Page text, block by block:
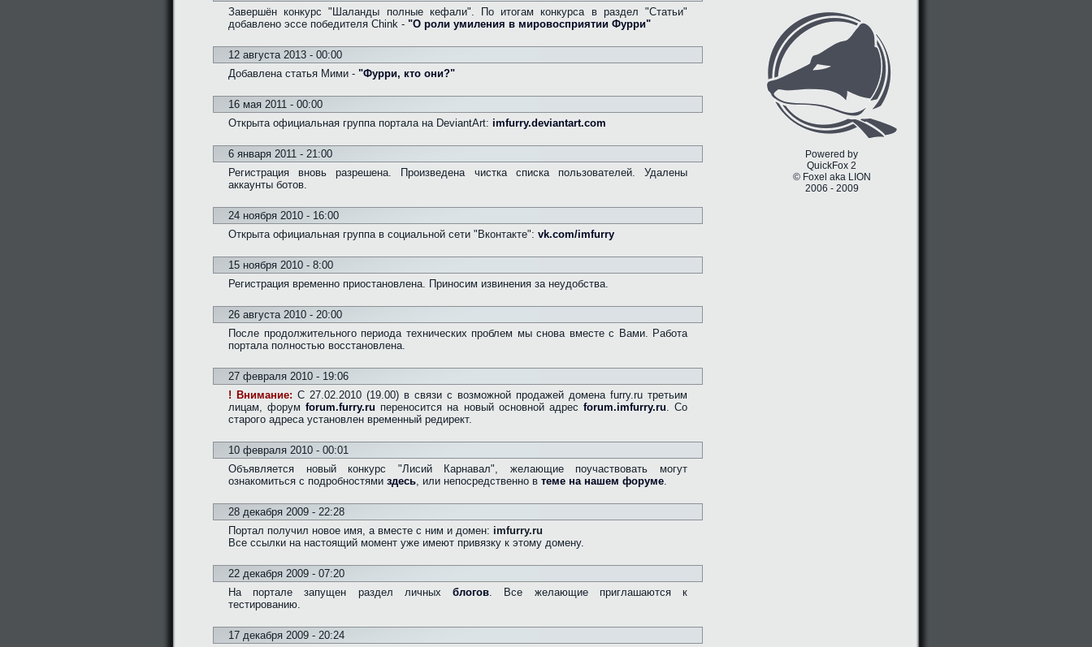
Завершён конкурс "Шаланды полные кефали". По итогам конкурса в раздел "Статьи"
добавлено эссе победителя Chink - "О роли умиления в мировосприятии Фурри"
12 августа 2013 - 00:00
Добавлена статья Мими - "Фурри, кто они?"
16 мая 2011 - 00:00
Открыта официальная группа портала на DeviantArt: imfurry.deviantart.com
6 января 2011 - 21:00
Регистрация вновь разрешена. Произведена чистка списка пользователей. Удалены
аккаунты ботов.
24 ноября 2010 - 16:00
Открыта официальная группа в социальной сети "Вконтакте": vk.com/imfurry
15 ноября 2010 - 8:00
Регистрация временно приостановлена. Приносим извинения за неудобства.
26 августа 2010 - 20:00
После продолжительного периода технических проблем мы снова вместе с Вами. Работа
портала полностью восстановлена.
27 февраля 2010 - 19:06
! Внимание: C 27.02.2010 (19.00) в связи с возможной продажей домена furry.ru третьим
лицам, форумforum.furry.ru переносится на новый основной адрес forum.imfurry.ru. Со
старого адреса установлен временный редирект.
10 февраля 2010 - 00:01
Объявляется новый конкурс "Лисий Карнавал", желающие поучаствовать могут
ознакомиться с подробностями здесь, или непосредственно в теме на нашем форуме.
28 декабря 2009 - 22:28
Портал получил новое имя, а вместе с ним и домен: imfurry.ru
Все ссылки на настоящий момент уже имеют привязку к этому домену.
22 декабря 2009 - 07:20
На портале запущен раздел личныхблогов. Все желающие приглашаются к
тестированию.
17 декабря 2009 - 20:24
Powered by
QuickFox 2
© Foxel aka LION
2006 - 2009